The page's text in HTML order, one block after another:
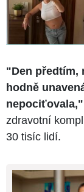
"Den předtím,
hodně
nepociťovala,"
zdravotní
30 tisíc lidí.